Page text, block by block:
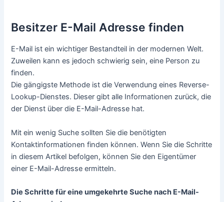
genutzten Dienst ab.
Bei einigen Diensten ist es möglich eine E-Mail-Adresse
auch in eine Suchmaschine einzugeben. Dies kann nützlich
sein, wenn Sie nach dem Profil einer Person suchen.
Wie man in sozialen Medien sucht
Wenn Sie die E-Mail-Adresse der Person, die Sie suchen,
kennen, können Sie versuchen, in sozialen Medien danach
zu suchen. Manche verwenden E-Mail-Adressen als
Wenn Sie also die E-Mail-Adresse in eine Suchmaschine